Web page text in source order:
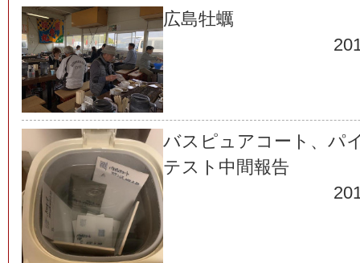
広島牡蠣
バスピュアコート、パ
テスト中間報告